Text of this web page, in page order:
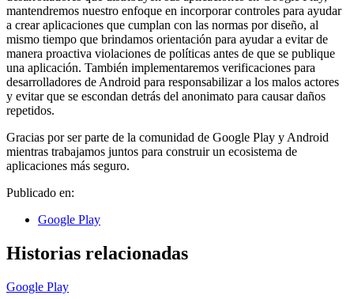
mantendremos nuestro enfoque en incorporar controles para ayudar
a crear aplicaciones que cumplan con las normas por diseño, al
mismo tiempo que brindamos orientación para ayudar a evitar de
manera proactiva violaciones de políticas antes de que se publique
una aplicación. También implementaremos verificaciones para
desarrolladores de Android para responsabilizar a los malos actores
y evitar que se escondan detrás del anonimato para causar daños
repetidos.
Gracias por ser parte de la comunidad de Google Play y Android
mientras trabajamos juntos para construir un ecosistema de
aplicaciones más seguro.
Publicado en:
Google Play
Historias relacionadas
Google Play